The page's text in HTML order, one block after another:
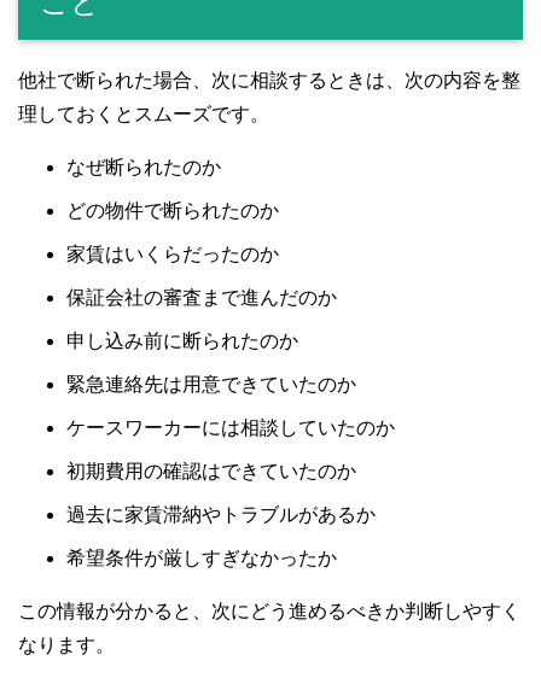
他社で断られた場合、次に相談するときは、次の内容を整
理しておくとスムーズです。
なぜ断られたのか
どの物件で断られたのか
家賃はいくらだったのか
保証会社の審査まで進んだのか
申し込み前に断られたのか
緊急連絡先は用意できていたのか
ケースワーカーには相談していたのか
初期費用の確認はできていたのか
過去に家賃滞納やトラブルがあるか
希望条件が厳しすぎなかったか
この情報が分かると、次にどう進めるべきか判断しやすく
なります。